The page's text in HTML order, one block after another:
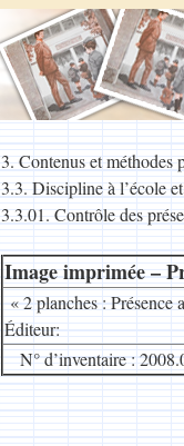
3. Contenus et méthodes
3.3. Discipline à l’école
3.3.01. Contrôle des
Image imprimée –
« 2 planches : Présence
Éditeur:
N° d’inventaire :